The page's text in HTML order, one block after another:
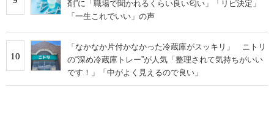
剤”に「職場で聞かれるくらい良い匂い」「リピ決定」
「一生これでいい」の声
10
「なかなか片付かなかった冷蔵庫がスッキリ」 ニトリ
の“深め冷蔵庫トレー”が人気「整理されて気持ちがいい
です！」「中がよく見えるので良い」